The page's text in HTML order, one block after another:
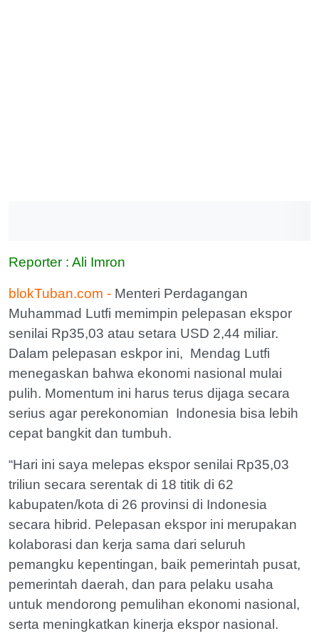
Reporter : Ali Imron
blokTuban.com - Menteri Perdagangan
Muhammad Lutfi memimpin pelepasan ekspor
senilai Rp35,03 atau setara USD 2,44 miliar.
Dalam pelepasan eskpor ini, Mendag Lutfi
menegaskan bahwa ekonomi nasional mulai
pulih. Momentum ini harus terus dijaga secara
serius agar perekonomian Indonesia bisa lebih
cepat bangkit dan tumbuh.
“Hari ini saya melepas ekspor senilai Rp35,03
triliun secara serentak di 18 titik di 62
kabupaten/kota di 26 provinsi di Indonesia
secara hibrid. Pelepasan ekspor ini merupakan
kolaborasi dan kerja sama dari seluruh
pemangku kepentingan, baik pemerintah pusat,
pemerintah daerah, dan para pelaku usaha
untuk mendorong pemulihan ekonomi nasional,
serta meningkatkan kinerja ekspor nasional.